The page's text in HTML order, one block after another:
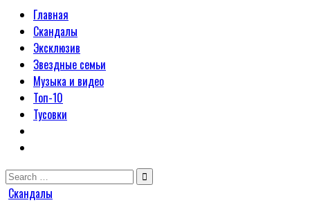
Главная
Скандалы
Эксклюзив
Звездные семьи
Музыка и видео
Топ-10
Тусовки
Search
for:
Posted
Скандалы